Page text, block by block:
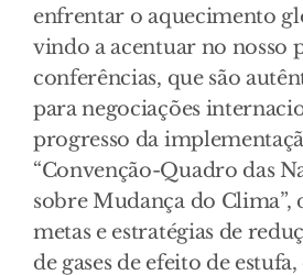
enfrentar o aquecimento
vindo a acentuar no nosso
conferências, que são
para negociações
progresso da
“Convenção-Quadro das
sobre Mudança do Clima”,
metas e estratégias de
de gases de efeito de